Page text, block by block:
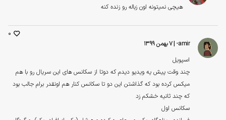
هیچی نمیتونه اون زباله رو زنده کنه
amir- | ۷ بهمن ۱۳۹۹
اسپویل
چند وقت پیش یه ویدیو دیدم که دوتا از سکانس های این سریال رو با هم
میکس کرده بود که گذاشتن این دو تا سکانس کنار هم اونقدر برام جالب بود
که چند ثانیه خشکم زد
سکانس اول
0